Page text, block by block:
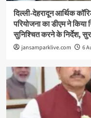
दिल्ली-देहरादून आर्थिक
परियोजना का डीएम ने किया
सुनिश्चित करने के निर्देश,
jansamparklive.com 6